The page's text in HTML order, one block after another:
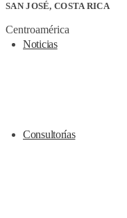
Noticias
Consultorías
SAN JOSÉ, COSTA RICA
Centroamérica